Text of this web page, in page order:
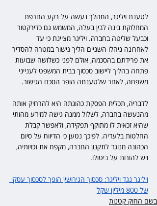
לטענת ויליגר, המהלך נעשה על רקע החרפת
המחלוקת בינה לבין בעלה, המשמש גם כדירקטור
וכבעל שליטה בחברה. ויליגר מציינת כי עד
לאחרונה ניהלו השניים הליך גישור במטרה להסדיר
את פרידתם בהסכמה, אולם לפני כשלושה שבועות
פתחה בהליך ליישוב סכסוך בבית המשפט לענייני
משפחה, לאחר שלטענתה הופר הסכם הגישור.
לדבריה, תכלית הפסקת כהונתה היא להרחיק אותה
מהנעשה בחברה, לשלול ממנה גישה למידע מהותי
שהיא זכאית לו מתוקף תפקידה, ולאפשר קבלת
החלטות בלעדיה. לפיכך נטען כי הדיווח על סיום
הכהונה מנוגד לתקנון החברה, מקפח את זכויותיה,
ויש להורות על ביטולו.
ויליגר נגד ויליגר: סכסוך הגירושין הופך לסכסוך עסקי
של 800 מיליון שקל
בשם החוק קטנות